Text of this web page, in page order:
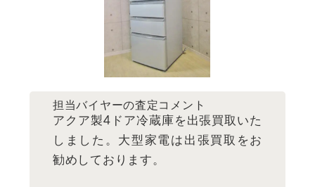
担当バイヤーの査定コメント
アクア製4ドア冷蔵庫を出張買取いた
しました。大型家電は出張買取をお
勧めしております。